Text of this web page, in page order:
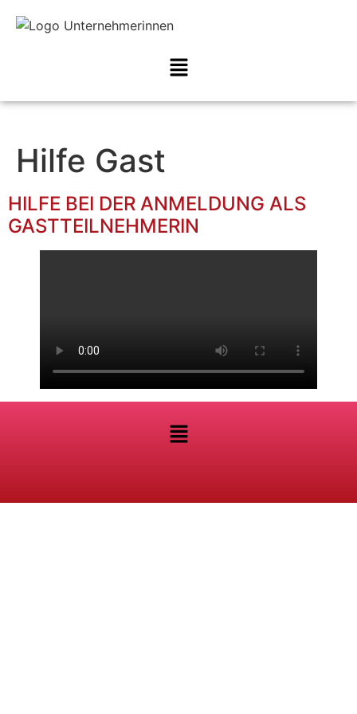
Hilfe Gast
HILFE BEI DER ANMELDUNG ALS
GASTTEILNEHMERIN